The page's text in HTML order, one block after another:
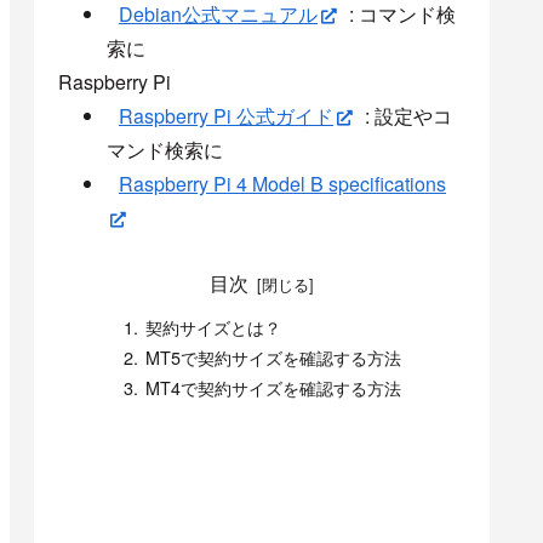
Debian公式マニュアル
: コマンド検
索に
Raspberry Pi
Raspberry Pi 公式ガイド
: 設定やコ
マンド検索に
Raspberry Pi 4 Model B specifications
目次
契約サイズとは？
MT5で契約サイズを確認する方法
MT4で契約サイズを確認する方法